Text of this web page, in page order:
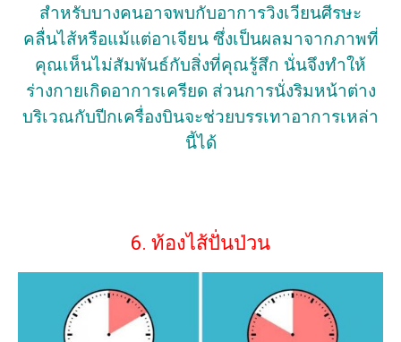
สำหรับบางคนอาจพบกับอาการวิงเวียนศีรษะ
คลื่นไส้หรือแม้แต่อาเจียน ซึ่งเป็นผลมาจากภาพที่
คุณเห็นไม่สัมพันธ์กับสิ่งที่คุณรู้สึก นั่นจึงทำให้
ร่างกายเกิดอาการเครียด ส่วนการนั่งริมหน้าต่าง
บริเวณกับปีกเครื่องบินจะช่วยบรรเทาอาการเหล่า
นี้ได้
6. ท้องไส้ปั่นป่วน